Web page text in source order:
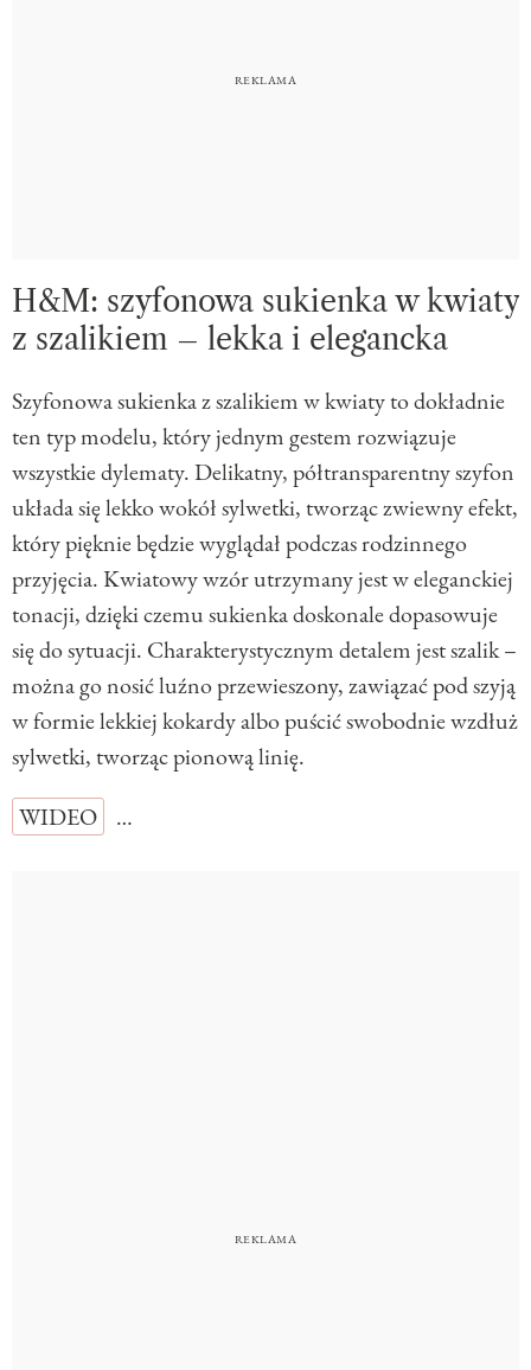
H&M: szyfonowa sukienka w kwiaty
z szalikiem – lekka i elegancka
Szyfonowa sukienka z szalikiem w kwiaty to dokładnie
ten typ modelu, który jednym gestem rozwiązuje
wszystkie dylematy. Delikatny, półtransparentny szyfon
układa się lekko wokół sylwetki, tworząc zwiewny efekt,
który pięknie będzie wyglądał podczas rodzinnego
przyjęcia. Kwiatowy wzór utrzymany jest w eleganckiej
tonacji, dzięki czemu sukienka doskonale dopasowuje
się do sytuacji. Charakterystycznym detalem jest szalik –
można go nosić luźno przewieszony, zawiązać pod szyją
w formie lekkiej kokardy albo puścić swobodnie wzdłuż
sylwetki, tworząc pionową linię.
WIDEO
…